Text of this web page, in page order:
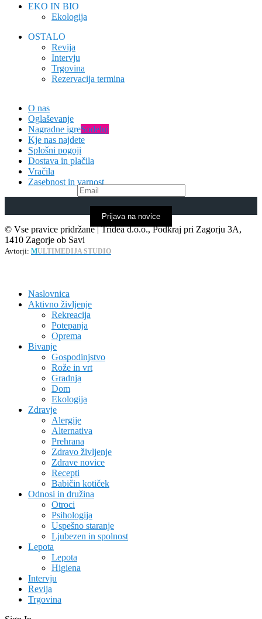
EKO IN BIO
Ekologija
OSTALO
Revija
Intervju
Trgovina
Rezervacija termina
O nas
Oglaševanje
Nagradne igreSodeluj
Kje nas najdete
Splošni pogoji
Dostava in plačila
Vračila
Zasebnost in varnost
Prijava na novice
© Vse pravice pridržane | Tridea d.o.o., Podkraj pri Zagorju 3A,
1410 Zagorje ob Savi
Avtorji: MULTIMEDIJA STUDIO
Naslovnica
Aktivno življenje
Rekreacija
Potepanja
Oprema
Bivanje
Gospodinjstvo
Rože in vrt
Gradnja
Dom
Ekologija
Zdravje
Alergije
Alternativa
Prehrana
Zdravo življenje
Zdrave novice
Recepti
Babičin kotiček
Odnosi in družina
Otroci
Psihologija
Uspešno staranje
Ljubezen in spolnost
Lepota
Lepota
Higiena
Intervju
Revija
Trgovina